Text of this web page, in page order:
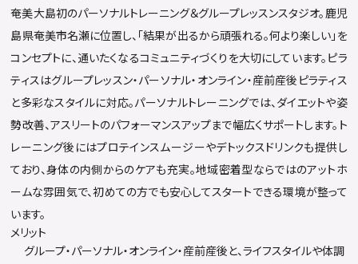
奄美大島初のパーソナルトレーニング＆グループレッスンスタジオ。鹿児
島県奄美市名瀬に位置し、「結果が出るから頑張れる。何より楽しい」を
コンセプトに、通いたくなるコミュニティづくりを大切にしています。ピラ
ティスはグループレッスン・パーソナル・オンライン・産前産後ピラティス
と多彩なスタイルに対応。パーソナルトレーニングでは、ダイエットや姿
勢改善、アスリートのパフォーマンスアップまで幅広くサポートします。ト
レーニング後にはプロテインスムージーやデトックスドリンクも提供し
ており、身体の内側からのケアも充実。地域密着型ならではのアットホ
ームな雰囲気で、初めての方でも安心してスタートできる環境が整って
います。
メリット
グループ・パーソナル・オンライン・産前産後と、ライフスタイルや体調